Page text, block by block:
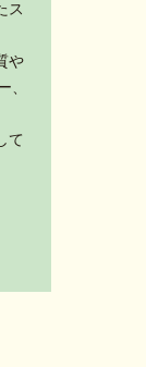
ス
や
、
て